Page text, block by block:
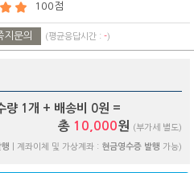
100점
지문의 (평균응답시간 : -)
량 1 개 + 배송비 0원 =
총 10,000원 (부가세 별도)
| 계좌이체 및 가상계좌 : 현금영수증 발행 가능)